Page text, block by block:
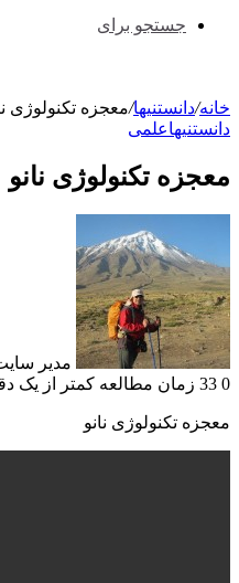
جستجو برای
دانستنیها/معجزه تکنولوژی نانو
علمی
تکنولوژی نانو
مدیر سایت 2019-07-24
زمان مطالعه کمتر از یک دقیقه
تکنولوژی نانو